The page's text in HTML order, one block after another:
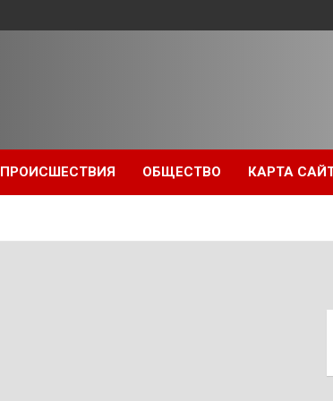
ПРОИСШЕСТВИЯ ОБЩЕСТВО КАРТА